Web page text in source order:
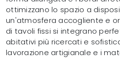
ottimizzano lo spazio a
un'atmosfera accogliente e
di tavoli fissi si integrano
abitativi più ricercati e
lavorazione artigianale e i